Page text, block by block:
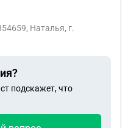
состоят в законном
программе
месяцев имея более
в назначении
Казахстан на
подстверждение,
Наталья, г.
подскажет, что